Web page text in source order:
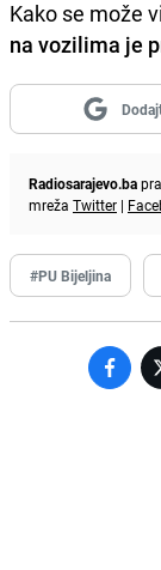
Kako se može
na vozilima je
Radiosarajevo.ba
mreža Twitter |
#PU Bijeljina